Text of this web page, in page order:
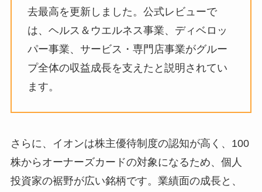
去最高を更新しました。公式レビューで
は、ヘルス＆ウエルネス事業、ディベロッ
パー事業、サービス・専門店事業がグルー
プ全体の収益成長を支えたと説明されてい
ます。
さらに、イオンは株主優待制度の認知が高く、100
株からオーナーズカードの対象になるため、個人
投資家の裾野が広い銘柄です。業績面の成長と、